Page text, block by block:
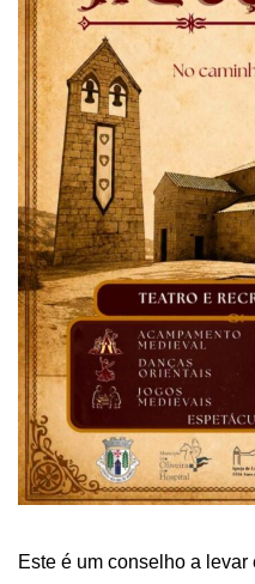
Este é um conselho a levar